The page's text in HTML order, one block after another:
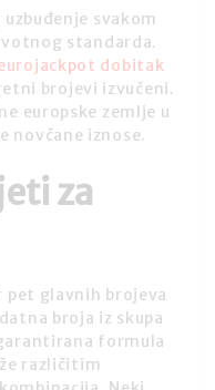
svakom
standarda.
dobitak
brojevi izvučeni.
europske zemlje u
novčane iznose.
za
pet glavnih brojeva
broja iz skupa
formula
različitim